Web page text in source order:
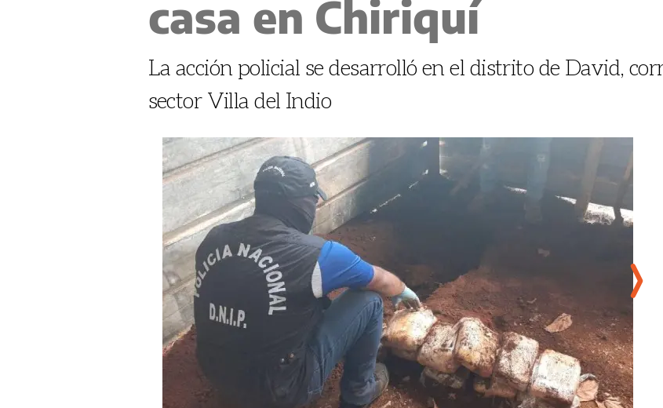
casa en Chiriquí
La acción policial se desarrolló en el distrito de David,
sector Villa del Indio